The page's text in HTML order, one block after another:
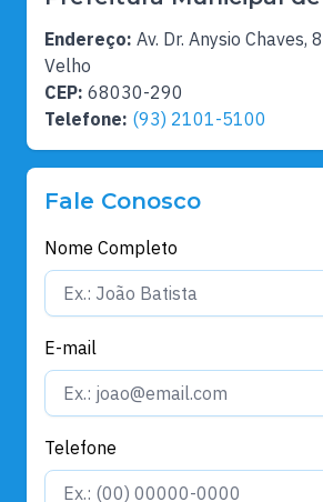
Endereço: Av. Dr. Anysio Chaves,
Velho
CEP: 68030-290
Telefone: (93) 2101-5100
Fale Conosco
Nome Completo
E-mail
Telefone